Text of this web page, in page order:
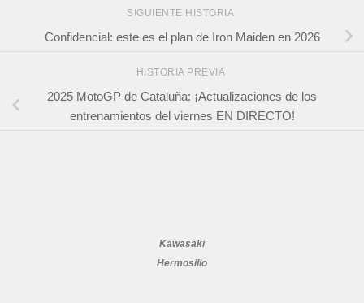
SIGUIENTE HISTORIA
Confidencial: este es el plan de Iron Maiden en 2026
HISTORIA PREVIA
2025 MotoGP de Cataluña: ¡Actualizaciones de los
entrenamientos del viernes EN DIRECTO!
Kawasaki
Hermosillo